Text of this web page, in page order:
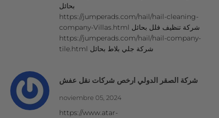
بحائل
https://jumperads.com/hail/hail-cleaning-
company-Villas.html شركة تنظيف فلل بحائل
https://jumperads.com/hail/hail-company-
tile.html شركة جلي بلاط بحائل
شركة الصقر الدولي ارخص شركات نقل عفش
noviembre 05, 2024
https://www.atar-